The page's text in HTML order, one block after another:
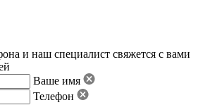
и наш специалист свяжется с вами
Ваше имя
Телефон